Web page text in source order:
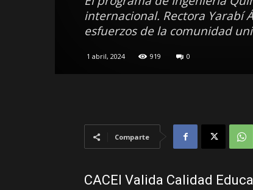
internacional. Rectora Yarabí
esfuerzos de la comunidad
1 abril, 2024 919 0
Comparte
CACEI Valida Calidad